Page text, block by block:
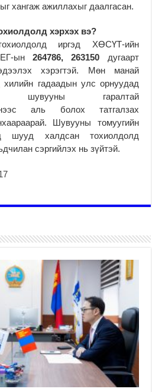
хангаж ажиллахыг даалгасан.
хэрхэх вэ?
иргэд ХӨСҮТ-ийн
ын 264786, 263150 дугаарт
хэрэгтэй. Мөн манай
хилийн гадаадын улс орнуудад
шувууны гаралтай
аль болох татгалзах
Шувууны томуугийн
шууд халдсан тохиолдолд
сэргийлэх нь зүйтэй.